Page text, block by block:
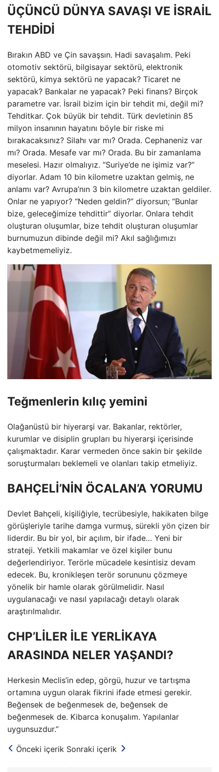
ÜÇÜNCÜ DÜNYA SAVAŞI VE İSRAİL
TEHDİDİ
Bırakın ABD ve Çin savaşsın. Hadi savaşalım. Peki
otomotiv sektörü, bilgisayar sektörü, elektronik
sektörü, kimya sektörü ne yapacak? Ticaret ne
yapacak? Bankalar ne yapacak? Peki finans? Birçok
parametre var. İsrail bizim için bir tehdit mi, değil mi?
Tehditkar. Çok büyük bir tehdit. Türk devletinin 85
milyon insanının hayatını böyle bir riske mi
bırakacaksınız? Silahı var mı? Orada. Cephaneniz var
mı? Orada. Mesafe var mı? Orada. Bu bir zamanlama
meselesi. Hazır olmalıyız. “Suriye’de ne işimiz var?”
diyorlar. Adam 10 bin kilometre uzaktan gelmiş, ne
anlamı var? Avrupa’nın 3 bin kilometre uzaktan geldiler.
Onlar ne yapıyor? “Neden geldin?” diyorsun; “Bunlar
bize, geleceğimize tehdittir” diyorlar. Onlara tehdit
oluşturan oluşumlar, bize tehdit oluşturan oluşumlar
burnumuzun dibinde değil mi? Akıl sağlığımızı
kaybetmemeliyiz.
Teğmenlerin kılıç yemini
Olağanüstü bir hiyerarşi var. Bakanlar, rektörler,
kurumlar ve disiplin grupları bu hiyerarşi içerisinde
çalışmaktadır. Karar vermeden önce sakin bir şekilde
soruşturmaları beklemeli ve olanları takip etmeliyiz.
BAHÇELİ’NİN ÖCALAN’A YORUMU
Devlet Bahçeli, kişiliğiyle, tecrübesiyle, hakikaten bilge
görüşleriyle tarihe damga vurmuş, sürekli yön çizen bir
liderdir. Bu bir yol, bir açılım, bir ifade… Yeni bir
strateji. Yetkili makamlar ve özel kişiler bunu
değerlendiriyor. Terörle mücadele kesintisiz devam
edecek. Bu, kronikleşen terör sorununu çözmeye
yönelik bir hamle olarak görülmelidir. Nasıl
uygulanacağı ve nasıl yapılacağı detaylı olarak
araştırılmalıdır.
CHP’LİLER İLE YERLİKAYA
ARASINDA NELER YAŞANDI?
Herkesin Meclis’in edep, görgü, huzur ve tartışma
ortamına uygun olarak fikrini ifade etmesi gerekir.
Beğensek de beğenmesek de, beğensek de
beğenmesek de. Kibarca konuşalım. Yapılanlar
uygunsuzdur.”
Önceki içerik Sonraki içerik